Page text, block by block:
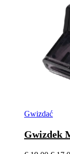
Gwizdać
Gwizdek